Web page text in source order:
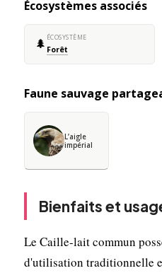
Écosystèmes associés
🌲 ÉCOSYSTÈME
Forêt
Faune sauvage
L’aigle
impérial
Bienfaits et
Le Caille-lait commun
d'utilisation traditionnelle